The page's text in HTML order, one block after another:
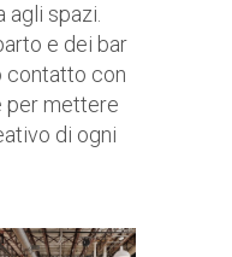
agli spazi.
e dei bar
contatto con
per mettere
di ogni